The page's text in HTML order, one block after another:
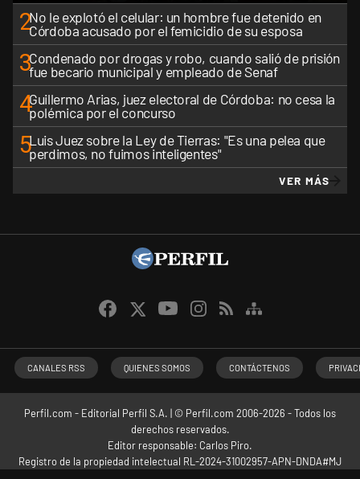
2No le explotó el celular: un hombre fue detenido en
Córdoba acusado por el femicidio de su esposa
3Condenado por drogas y robo, cuando salió de prisión
fue becario municipal y empleado de Senaf
4Guillermo Arias, juez electoral de Córdoba: no cesa la
polémica por el concurso
5Luis Juez sobre la Ley de Tierras: "Es una pelea que
perdimos, no fuimos inteligentes"
VER MÁS
CANALES RSS QUIENES SOMOS CONTÁCTENOS
Perfil.com - Editorial Perfil S.A. | © Perfil.com 2006-2026 - Todos los
derechos reservados.
Editor responsable: Carlos Piro.
Registro de la propiedad intelectual RL-2024-31002957-APN-DNDA#MJ